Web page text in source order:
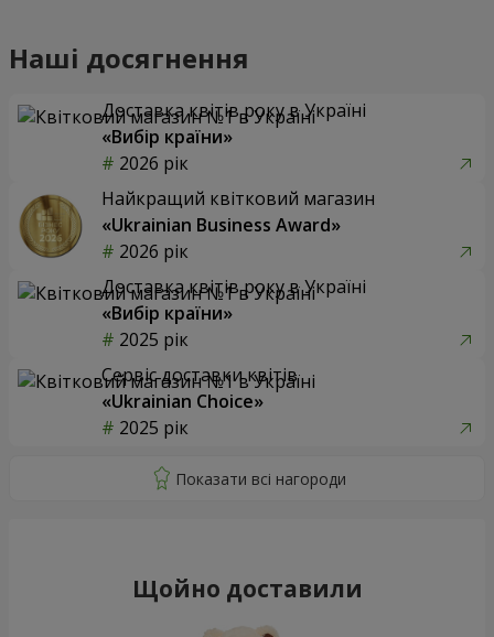
Наші досягнення
Доставка квітів року в Україні
«Вибір країни»
2026 рік
Найкращий квітковий магазин
«Ukrainian Business Award»
2026 рік
Доставка квітів року в Україні
«Вибір країни»
2025 рік
Сервіс доставки квітів
«Ukrainian Choice»
2025 рік
Щойно доставили